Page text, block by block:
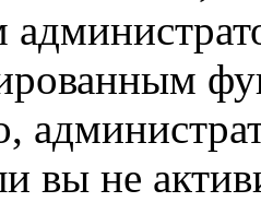
вы не